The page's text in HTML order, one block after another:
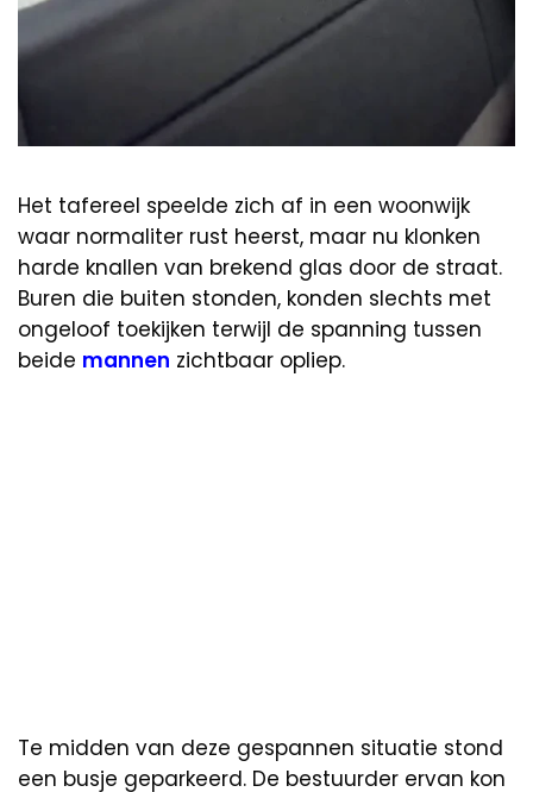
Het tafereel speelde zich af in een woonwijk
waar normaliter rust heerst, maar nu klonken
harde knallen van brekend glas door de straat.
Buren die buiten stonden, konden slechts met
ongeloof toekijken terwijl de spanning tussen
beide mannen zichtbaar opliep.
Te midden van deze gespannen situatie stond
een busje geparkeerd. De bestuurder ervan kon